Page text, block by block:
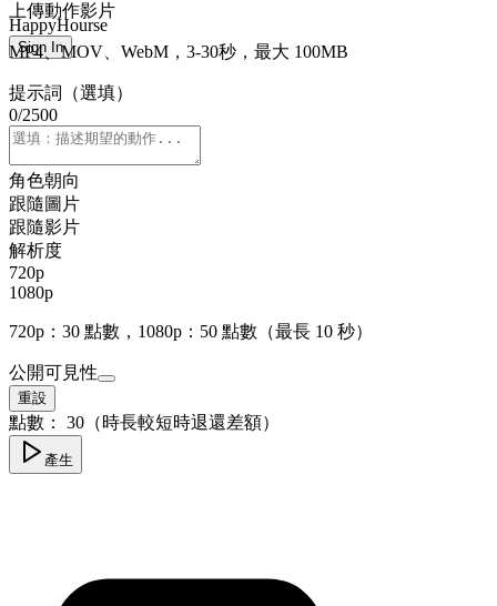
HappyHourse
Sign In
上傳動作影片
MP4、MOV、WebM，3-30秒，最大 100MB
提示詞（選填）
0/2500
角色朝向
跟隨圖片
跟隨影片
解析度
720p
1080p
720p：30 點數，1080p：50 點數（最長 10 秒）
公開可見性
重設
點數： 30 （時長較短時退還差額）
產生